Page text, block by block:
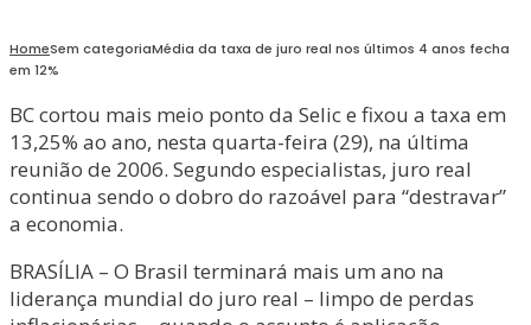
HomeSem categoriaMédia da taxa de juro real nos últimos 4 anos fecha
em 12%
BC cortou mais meio ponto da Selic e fixou a taxa em
13,25% ao ano, nesta quarta-feira (29), na última
reunião de 2006. Segundo especialistas, juro real
continua sendo o dobro do razoável para “destravar”
a economia.
BRASÍLIA – O Brasil terminará mais um ano na
liderança mundial do juro real – limpo de perdas